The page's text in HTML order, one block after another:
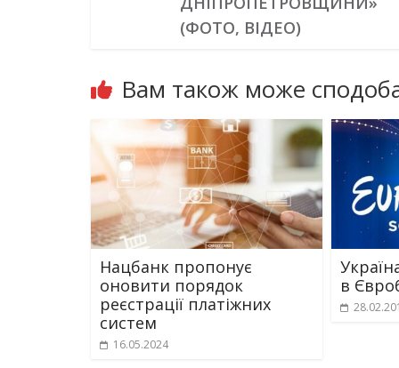
(ФОТО, ВІДЕО)
Вам також може
Нацбанк пропонує
оновити порядок
реєстрації платіжних
систем
16.05.2024
в